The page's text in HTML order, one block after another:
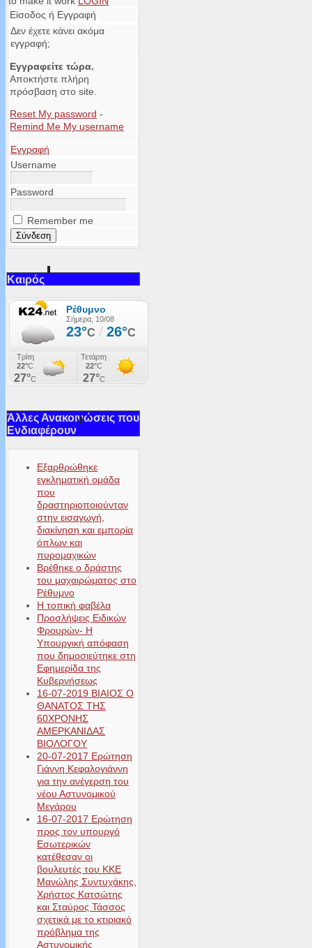
Είσοδος ή Εγγραφή
Δεν έχετε κάνει ακόμα
εγγραφή;
Εγγραφείτε τώρα.
Αποκτήστε πλήρη
πρόσβαση στο site.
Reset My password -
Remind Me My username
Εγγραφή
Username
Password
Remember me
Καιρός
Άλλες Ανακοινώσεις που
Ενδιαφέρουν
Εξαρθρώθηκε
εγκληματική ομάδα
που
δραστηριοποιούνταν
στην εισαγωγή,
διακίνηση και εμπορία
όπλων και
πυρομαχικών
Βρέθηκε ο δράστης
του μαχαιρώματος στο
Ρέθυμνο
Η τοπική φαβέλα
Προσλήψεις Ειδικών
Φρουρών- Η
Υπουργική απόφαση
που δημοσιεύτηκε στη
Εφημερίδα της
Κυβερνήσεως
16-07-2019 ΒΙΑΙΟΣ Ο
ΘΑΝΑΤΟΣ ΤΗΣ
60ΧΡΟΝΗΣ
ΑΜΕΡΚΑΝΙΔΑΣ
ΒΙΟΛΟΓΟΥ
20-07-2017 Ερώτηση
Γιάννη Κεφαλογιάννη
για την ανέγερση του
νέου Αστυνομικού
Μεγάρου
16-07-2017 Ερώτηση
προς τον υπουργό
Εσωτερικών
κατέθεσαν οι
βουλευτές του ΚΚΕ
Μανώλης Συντυχάκης,
Χρήστος Κατσώτης
και Σταύρος Τάσσος
σχετικά με το κτιριακό
πρόβλημα της
Αστυνομικής